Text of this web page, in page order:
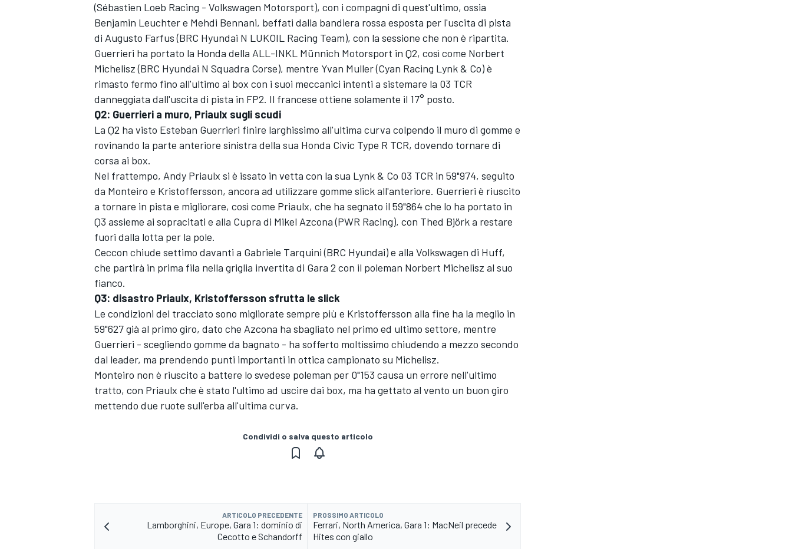
ENDURANCE/GT
MONOMARCA
(Sébastien Loeb Racing - Volkswagen Motorsport), con i compagni di quest'ultimo, ossia
Benjamin Leuchter e Mehdi Bennani, beffati dalla bandiera rossa esposta per l'uscita di pista
di Augusto Farfus (BRC Hyundai N LUKOIL Racing Team), con la sessione che non è ripartita.
Guerrieri ha portato la Honda della ALL-INKL Münnich Motorsport in Q2, così come Norbert
Michelisz (BRC Hyundai N Squadra Corse), mentre Yvan Muller (Cyan Racing Lynk & Co) è
rimasto fermo fino all'ultimo ai box con i suoi meccanici intenti a sistemare la 03 TCR
danneggiata dall'uscita di pista in FP2. Il francese ottiene solamente il 17° posto.
Q2: Guerrieri a muro, Priaulx sugli scudi
La Q2 ha visto Esteban Guerrieri finire larghissimo all'ultima curva colpendo il muro di gomme e
rovinando la parte anteriore sinistra della sua Honda Civic Type R TCR, dovendo tornare di
corsa ai box.
Nel frattempo, Andy Priaulx si è issato in vetta con la sua Lynk & Co 03 TCR in 59"974, seguito
da Monteiro e Kristoffersson, ancora ad utilizzare gomme slick all'anteriore. Guerrieri è riuscito
a tornare in pista e migliorare, così come Priaulx, che ha segnato il 59"864 che lo ha portato in
Q3 assieme ai sopracitati e alla Cupra di Mikel Azcona (PWR Racing), con Thed Björk a restare
fuori dalla lotta per la pole.
Ceccon chiude settimo davanti a Gabriele Tarquini (BRC Hyundai) e alla Volkswagen di Huff,
che partirà in prima fila nella griglia invertita di Gara 2 con il poleman Norbert Michelisz al suo
fianco.
Q3: disastro Priaulx, Kristoffersson sfrutta le slick
Le condizioni del tracciato sono migliorate sempre più e Kristoffersson alla fine ha la meglio in
59"627 già al primo giro, dato che Azcona ha sbagliato nel primo ed ultimo settore, mentre
Guerrieri - scegliendo gomme da bagnato - ha sofferto moltissimo chiudendo a mezzo secondo
dal leader, ma prendendo punti importanti in ottica campionato su Michelisz.
Monteiro non è riuscito a battere lo svedese poleman per 0"153 causa un errore nell'ultimo
tratto, con Priaulx che è stato l'ultimo ad uscire dai box, ma ha gettato al vento un buon giro
mettendo due ruote sull'erba all'ultima curva.
Condividi o salva questo articolo
ARTICOLO PRECEDENTE
Lamborghini, Europe, Gara 1: dominio di
Cecotto e Schandorff
PROSSIMO ARTICOLO
Ferrari, North America, Gara 1: MacNeil precede
Hites con giallo